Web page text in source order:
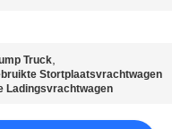
Truck,
Stortplaatsvrachtwagen
Ladingsvrachtwagen